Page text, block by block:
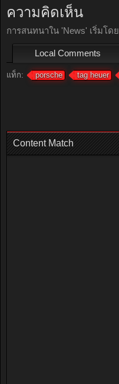
ความคิดเห็น
การสนทนาใน 'News' เริ่มโดย
Local Comments
แท็ก: porsche tag heuer
Content Match